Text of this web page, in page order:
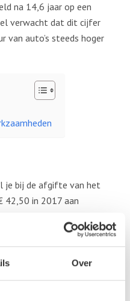
Over
na 14,6 jaar op een
verwacht dat dit cijfer
van auto’s steeds hoger
je bij de afgifte van het
42,50 in 2017 aan
bedrag geldt alleen voor
met 4 of meer wielen.
Recycling Nederland
aan sloopbedrijven